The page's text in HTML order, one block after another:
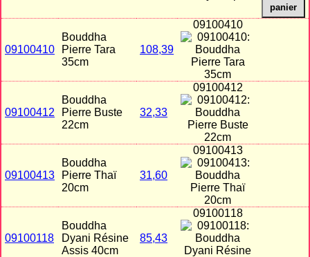
panier
09100410
Bouddha
Pierre Tara
35cm
108,39
09100410
09100412
Bouddha
Pierre Buste
22cm
32,33
09100412
09100413
Bouddha
Pierre Thaï
20cm
31,60
09100413
09100118
Bouddha
Dyani Résine
Assis 40cm
85,43
09100118